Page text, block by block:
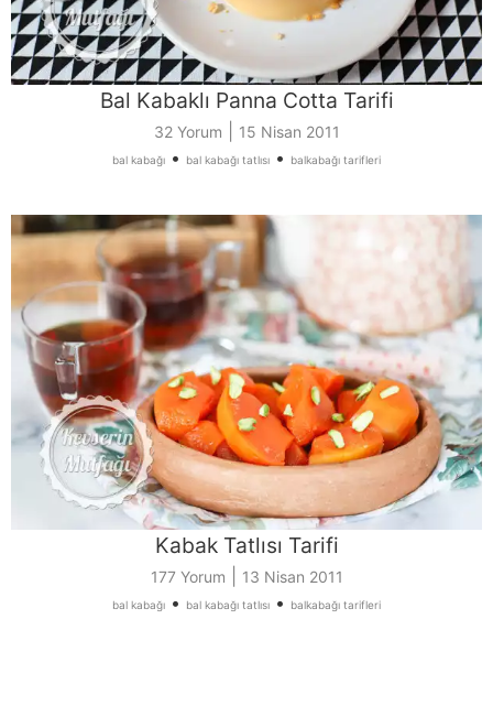
Bal Kabaklı Panna Cotta Tarifi
32 Yorum 15 Nisan 2011
bal kabağı • bal kabağı tatlısı • balkabağı tarifleri
Kabak Tatlısı Tarifi
177 Yorum 13 Nisan 2011
bal kabağı • bal kabağı tatlısı • balkabağı tarifleri